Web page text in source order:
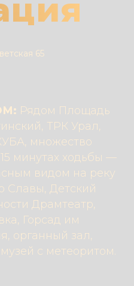
65
Рядом Площадь
ТРК Урал,
множество
минутах ходьбы —
видом на реку
Славы, Детский
Драмтеатр,
Горсад им
органный зал,
с метеоритом.